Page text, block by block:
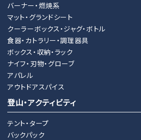
バーナー・燃焼系
マット・グランドシート
クーラーボックス・ジャグ・ボトル
食器・カトラリー・調理器具
ボックス・収納・ラック
ナイフ・刃物・グローブ
アパレル
アウトドアスパイス
登山・アクティビティ
テント・タープ
バックパック